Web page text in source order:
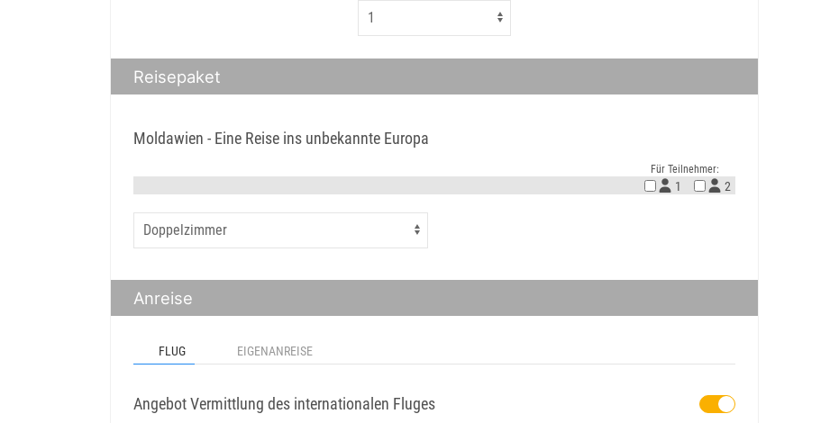
Reisepaket
Moldawien - Eine Reise ins unbekannte Europa
Für Teilnehmer:
1 2
Anreise
FLUG EIGENANREISE
Angebot Vermittlung des internationalen Fluges